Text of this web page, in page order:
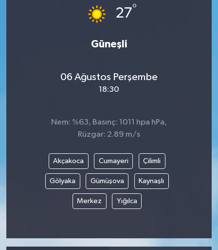
27°
Güneşli
06 Ağustos Perşembe
18:30
Nem: %63, Basınç: 1011 hpa hPa,
Rüzgar: 2.89 m/s
Akçakoca Cumayeri Çilimli
Gölyaka Gümüşova Kaynaşlı
Merkez Yığılca